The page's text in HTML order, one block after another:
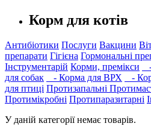
Корм для котів
Антибіотики Послуги Вакцини
препарати Гігієна Гормональні
Інструментарій Корми, премікси
для собак
- Корма для ВРХ -
для птиці Протизапальні
Протимікробні Протипаразитарні
У даній категорії немає товарів.